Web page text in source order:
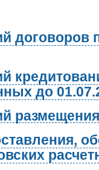
договоров
до